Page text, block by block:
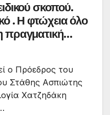
σκοπού.
. Η φτώχεια όλο
πραγματική
ο Πρόεδρος του
Στάθης Ασπιώτης
Χατζηδάκη